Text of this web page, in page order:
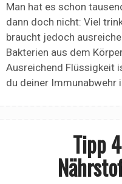
Man hat es schon
dann doch nicht: Viel
braucht jedoch
Bakterien aus dem
Ausreichend Flüssigkeit
du deiner Immunabwehr
Tipp